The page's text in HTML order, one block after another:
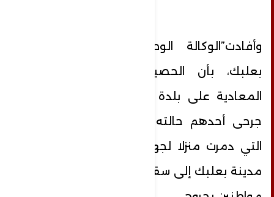
وأفادت”الوكالة الوطنية للإعلام” في
بعلبك، بأن الحصيلة النهائية للغارة
جرحى أحدهم حالته خطرة، وأدت الغارة
التي دمرت منزلا لجهة الكيال في محيط